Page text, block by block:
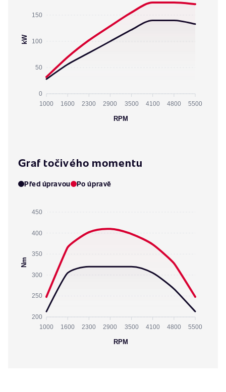
150
100
50
0
kW
1000 1600 2300 2900 3500 4100 4800 5500
RPM
Graf točivého momentu
Před úpravou Po úpravě
450
400
350
300
250
200
Nm
1000 1600 2300 2900 3500 4100 4800 5500
RPM